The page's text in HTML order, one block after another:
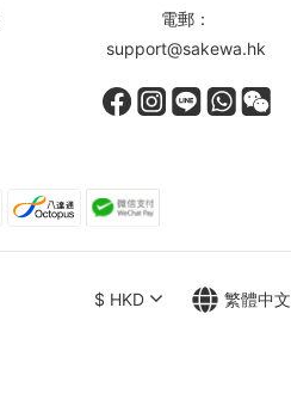
電郵：
support@sakewa.hk
$ HKD 繁體中文